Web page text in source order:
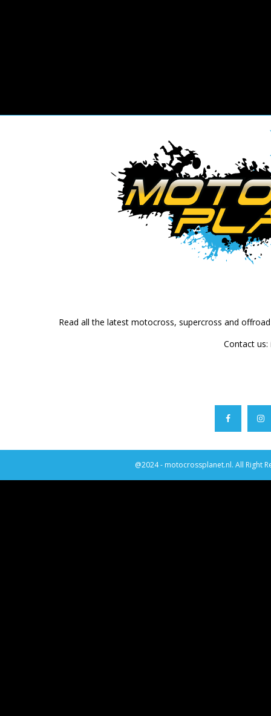
Read all the latest motocross, supercross and
Contact us:
@2024 - motocrossplanet.nl. All Right